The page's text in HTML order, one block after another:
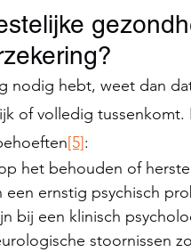
nodig hebt, weet dan
of volledig
[5]:
het behouden of
een ernstig psychisch
bij een klinisch
stoornissen